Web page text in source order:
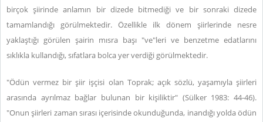
birçok şiirinde anlamın bir dizede bitmediği ve bir sonraki dizede
tamamlandığı görülmektedir. Özellikle ilk dönem şiirlerinde nesre
yaklaştığı görülen şairin mısra başı "ve"leri ve benzetme edatlarını
sıklıkla kullandığı, sıfatlara bolca yer verdiği görülmektedir.
"Ödün vermez bir şiir işçisi olan Toprak; açık sözlü, yaşamıyla şiirleri
arasında ayrılmaz bağlar bulunan bir kişiliktir" (Sülker 1983: 44-46).
"Onun şiirleri zaman sırası içerisinde okunduğunda, inandığı yolda ödün